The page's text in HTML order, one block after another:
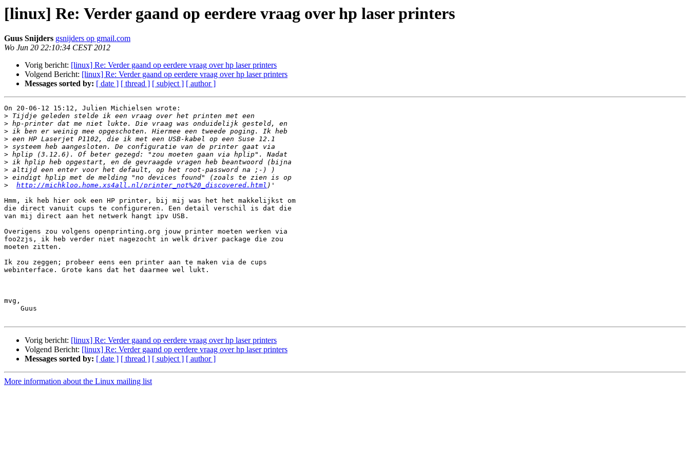
[linux] Re: Verder gaand op eerdere vraag over hp laser printers
Guus Snijders gsnijders op gmail.com
Wo Jun 20 22:10:34 CEST 2012
Vorig bericht: [linux] Re: Verder gaand op eerdere vraag over hp laser printers
Volgend Bericht: [linux] Re: Verder gaand op eerdere vraag over hp laser printers
Messages sorted by: [ date ] [ thread ] [ subject ] [ author ]
On 20-06-12 15:12, Julien Michielsen wrote:
>
>
>
>
>
>
>
>
>
>
http://michkloo.home.xs4all.nl/printer_not%20_discovered.html
Hmm, ik heb hier ook een HP printer, bij mij was het het makkelijkst om
die direct vanuit cups te configureren. Een detail verschil is dat die
van mij direct aan het netwerk hangt ipv USB.
Overigens zou volgens openprinting.org jouw printer moeten werken via
foo2zjs, ik heb verder niet nagezocht in welk driver package die zou
moeten zitten.
Ik zou zeggen; probeer eens een printer aan te maken via de cups
webinterface. Grote kans dat het daarmee wel lukt.
mvg,
Vorig bericht: [linux] Re: Verder gaand op eerdere vraag over hp laser printers
Volgend Bericht: [linux] Re: Verder gaand op eerdere vraag over hp laser printers
Messages sorted by: [ date ] [ thread ] [ subject ] [ author ]
More information about the Linux mailing list